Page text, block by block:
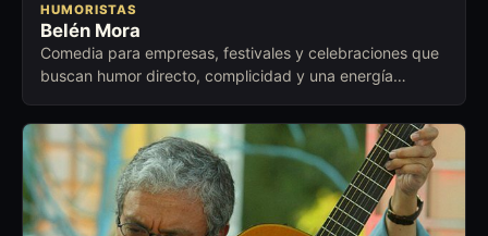
HUMORISTAS
Belén Mora
Comedia para empresas, festivales y celebraciones que
buscan humor directo, complicidad y una energía